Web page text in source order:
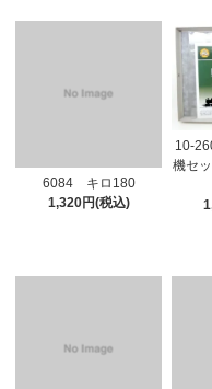
6084 キロ180
1,320円(税込)
10-
機セ